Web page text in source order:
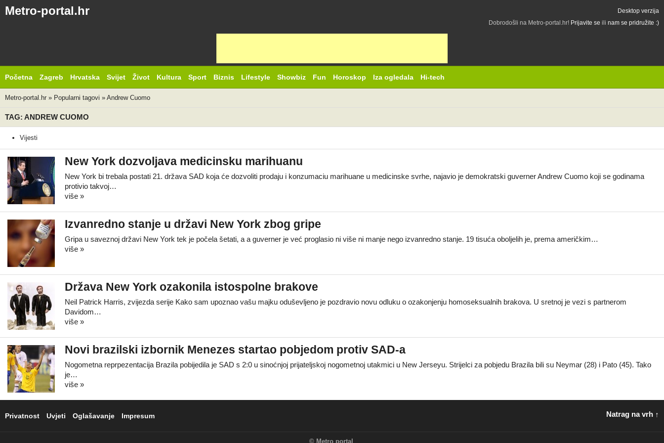
Metro-portal.hr
Desktop verzija
Dobrodošli na Metro-portal.hr! Prijavite se ili nam se pridružite :)
Početna Zagreb Hrvatska Svijet Život Kultura Sport Biznis Lifestyle Showbiz Fun Horoskop Iza ogledala Hi-tech
Metro-portal.hr » Popularni tagovi » Andrew Cuomo
TAG: ANDREW CUOMO
Vijesti
New York dozvoljava medicinsku marihuanu
New York bi trebala postati 21. država SAD koja će dozvoliti prodaju i konzumaciu marihuane u medicinske svrhe, najavio je demokratski guverner Andrew Cuomo koji se godinama
protivio takvoj…
više »
Izvanredno stanje u državi New York zbog gripe
Gripa u saveznoj državi New York tek je počela šetati, a a guverner je već proglasio ni više ni manje nego izvanredno stanje. 19 tisuća oboljelih je, prema američkim…
više »
Država New York ozakonila istospolne brakove
Neil Patrick Harris, zvijezda serije Kako sam upoznao vašu majku oduševljeno je pozdravio novu odluku o ozakonjenju homoseksualnih brakova. U sretnoj je vezi s partnerom
Davidom…
više »
Novi brazilski izbornik Menezes startao pobjedom protiv SAD-a
Nogometna reprpezentacija Brazila pobijedila je SAD s 2:0 u sinoćnjoj prijateljskoj nogometnoj utakmici u New Jerseyu. Strijelci za pobjedu Brazila bili su Neymar (28) i Pato (45). Tako
je…
više »
Natrag na vrh ↑
Privatnost Uvjeti Oglašavanje Impresum
© Metro portal